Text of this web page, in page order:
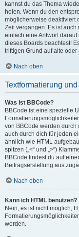
kannst du das Thema
holen. Wenn du den
möglicherweise deaktiviert
Zeit vergangen. Es ist
einfach eine Antwort
dieses Boards beachtest!
triftigen Grund auf alte
Nach oben
Textformatierung
Was ist BBCode?
BBCode ist eine spezielle
von BBCode werden
auch durch dich für jeden
ähnlich wie HTML
spitzen („<“ und „>“)
BBCode findest du auf
Beitragserstellung aus
Nach oben
Kann ich HTML benutzen?
Nein, es ist nicht möglich,
werden.